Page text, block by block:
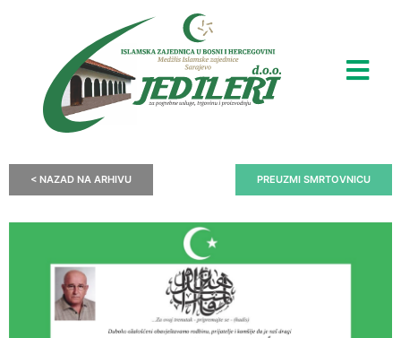
< NAZAD NA ARHIVU PREUZMI SMRTOVNICU